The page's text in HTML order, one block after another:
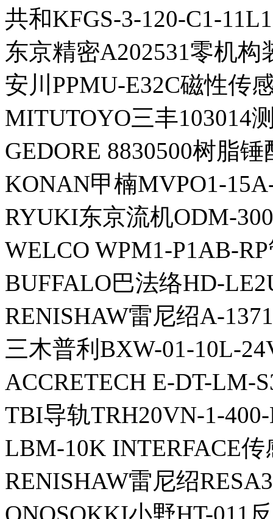
共和KFGS-3-120-C1-
东京精密A202531零机构
安川PPMU-E32C磁性传
MITUTOYO三丰103014
GEDORE 8830500树脂锤
KONAN甲楠MVPO1-
RYUKI东京流机ODM-
WELCO WPM1-P1AB-
BUFFALO巴法络HD-
RENISHAW雷尼绍A-
三木普利BXW-01-10L-
ACCRETECH E-DT-LM-
TBI导轨TRH20VN-1-
LBM-10K INTERFACE传
RENISHAW雷尼绍